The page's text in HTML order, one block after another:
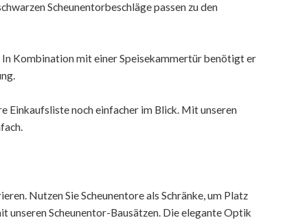
Scheunentorbeschläge passen zu den
In Kombination mit einer Speisekammertür benötigt er
Einkaufsliste noch einfacher im Blick. Mit unseren
Nutzen Sie Scheunentore als Schränke, um Platz
unseren Scheunentor-Bausätzen. Die elegante Optik